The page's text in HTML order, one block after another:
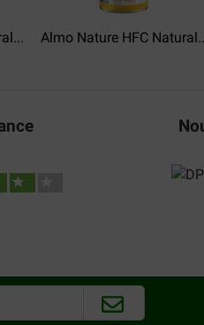
Almo Nature HFC